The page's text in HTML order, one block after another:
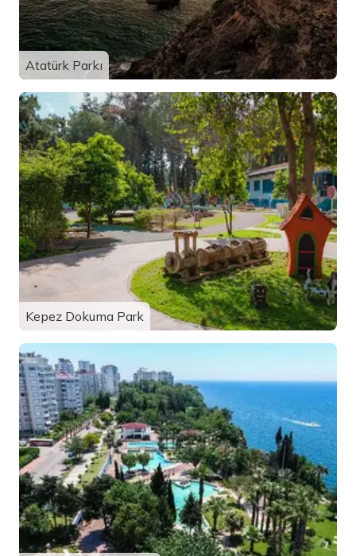
Atatürk Parkı
Kepez Dokuma Park